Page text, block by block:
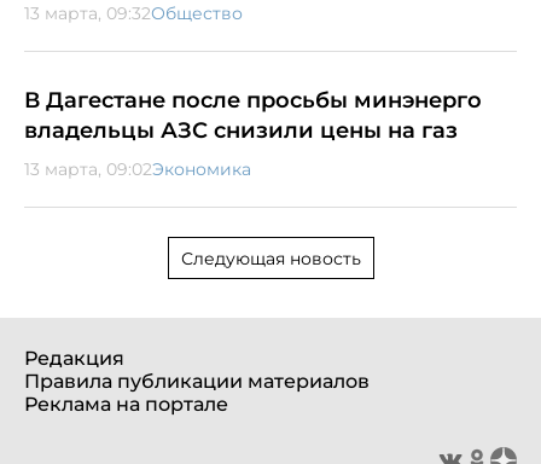
13 марта, 09:32Общество
В Дагестане после просьбы минэнерго
владельцы АЗС снизили цены на газ
13 марта, 09:02Экономика
Следующая новость
Редакция
Правила публикации материалов
Реклама на портале